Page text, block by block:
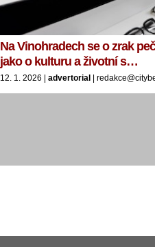
Na Vinohradech se o zrak
jako o kulturu a životní s…
12. 1. 2026 | advertorial |